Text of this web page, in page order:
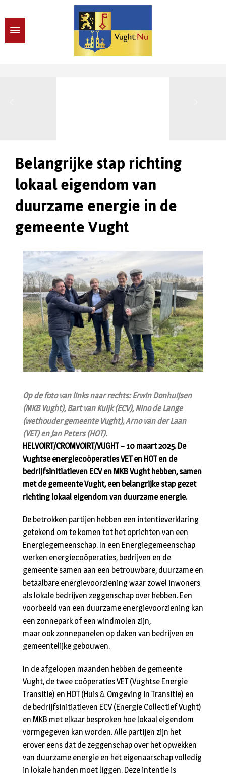
Belangrijke stap richting
lokaal eigendom van
duurzame energie in de
gemeente Vught
Op de foto van links naar rechts: Erwin Donhuijsen
(MKB Vught), Bart van Kuijk (ECV), Nino de Lange
(wethouder gemeente Vught), Arno van der Laan
(VET) en Jan Peters (HOT).
HELVOIRT/CROMVOIRT/VUGHT – 10 maart 2025. De
Vughtse energiecoöperaties VET en HOT en de
bedrijfsinitiatieven ECV en MKB Vught hebben, samen
met de gemeente Vught, een belangrijke stap gezet
richting lokaal eigendom van duurzame energie.
De betrokken partijen hebben een intentieverklaring
getekend om te komen tot het oprichten van een
Energiegemeenschap. In een Energiegemeenschap
werken energiecoöperaties, bedrijven en de
gemeente samen aan een betrouwbare, duurzame en
betaalbare energievoorziening waar zowel inwoners
als lokale bedrijven zeggenschap over hebben. Een
voorbeeld van een duurzame energievoorziening kan
een zonnepark of een windmolen zijn,
maar ook zonnepanelen op daken van bedrijven en
gemeentelijke gebouwen.
In de afgelopen maanden hebben de gemeente
Vught, de twee coöperaties VET (Vughtse Energie
Transitie) en HOT (Huis & Omgeving in Transitie) en
de bedrijfsinitiatieven ECV (Energie Collectief Vught)
en MKB met elkaar besproken hoe lokaal eigendom
vormgegeven kan worden. Alle partijen zijn het
erover eens dat de zeggenschap over het opwekken
van duurzame energie en het eigenaarschap volledig
in lokale handen moet liggen. Deze intentie is